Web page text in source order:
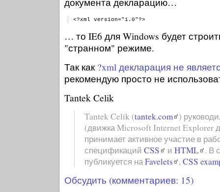
<?xml version="1.0"?>
… то IE6 для Windows будет
"странном" режиме.
Так как ?xml декларация не
рекомендую просто не
Tantek Celik
Tantek Celik (tantek.com )
(движка Microsoft Internet Explorer
принимает активное участие в
спецификаций CSS и HTML . В
публикуется наFavelets ,CSS
Обсудить (комментариев: 15)